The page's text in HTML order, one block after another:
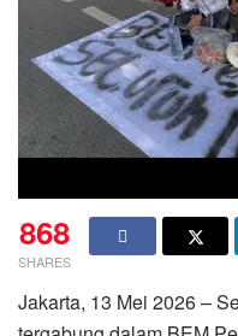
868
SHARES
Jakarta, 13 Mei 2026 –